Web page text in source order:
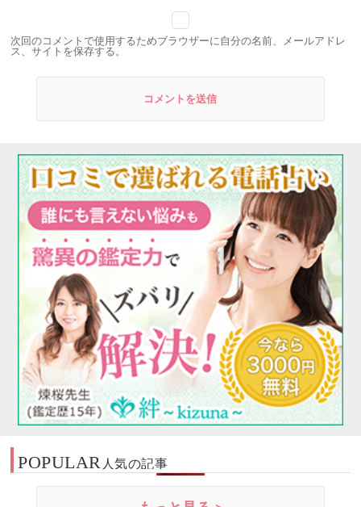
次回のコメントで使用するためブラウザーに自分の名前、メールアドレ
ス、サイトを保存する。
POPULAR 人気の記事